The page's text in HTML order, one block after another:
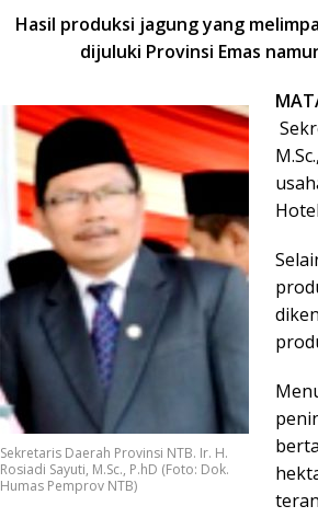
Hasil produksi jagung yang
dijuluki Provinsi Emas
Sekretaris Daerah Provinsi NTB. Ir. H.
Rosiadi Sayuti, M.Sc., P.hD (Foto: Dok.
Humas Pemprov NTB)